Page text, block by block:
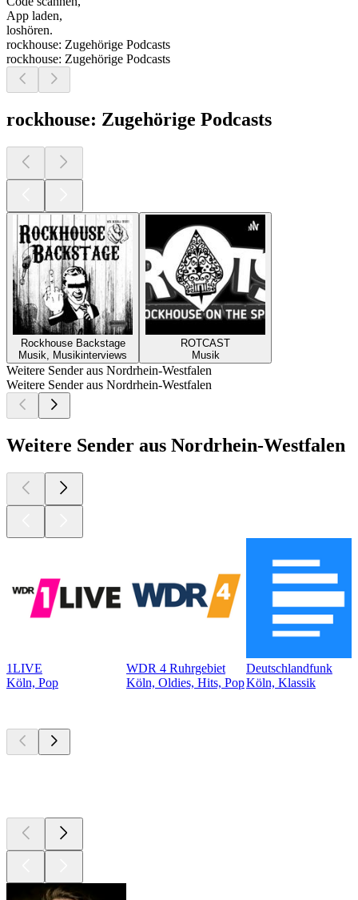
App laden,
loshören.
rockhouse: Zugehörige Podcasts
rockhouse: Zugehörige Podcasts
rockhouse: Zugehörige Podcasts
Rockhouse Backstage
Musik, Musikinterviews
ROTCAST
Musik
Weitere Sender aus Nordrhein-Westfalen
Weitere Sender aus Nordrhein-Westfalen
Weitere Sender aus Nordrhein-Westfalen
1LIVE
Köln, Pop
WDR 4 Ruhrgebiet
Köln, Oldies, Hits, Pop
Deutschlandfunk
Köln, Klassik